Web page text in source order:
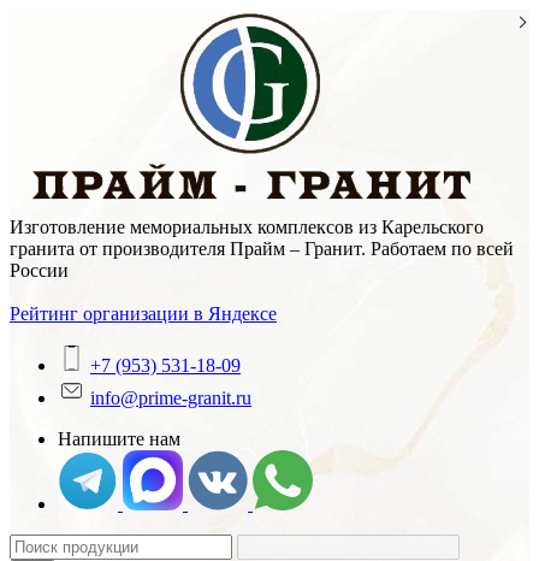
Изготовление мемориальных комплексов из Карельского
гранита от производителя Прайм – Гранит. Работаем по всей
России
Рейтинг организации в Яндексе
+7 (953) 531-18-09
info@prime-granit.ru
Напишите нам